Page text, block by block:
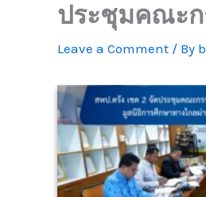
ประชุมคณะก
Leave a Comment / By